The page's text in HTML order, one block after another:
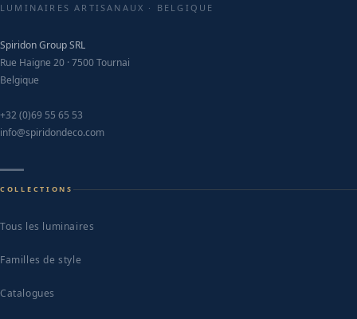
LUMINAIRES ARTISANAUX · BELGIQUE
Spiridon Group SRL
Rue Haigne 20 · 7500 Tournai
Belgique
+32 (0)69 55 65 53
info@spiridondeco.com
COLLECTIONS
Tous les luminaires
Familles de style
Catalogues